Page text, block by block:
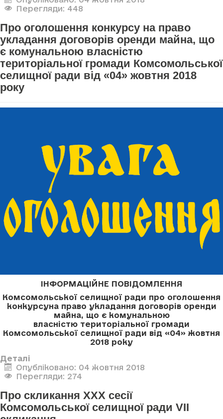
Перегляди: 448
Про оголошення конкурсу на право
укладання договорів оренди майна, що
є комунальною власністю
територіальної громади Комсомольської
селищної ради від «04» жовтня 2018
року
ІНФОРМАЦІЙНЕ ПОВІДОМЛЕННЯ
Комсомольської селищної ради про оголошення
конкурсуна право укладання договорів оренди
майна, що є комунальною
власністю територіальної громади
Комсомольської селищної ради від «04» жовтня
2018 року
Деталі
Опубліковано: 04 жовтня 2018
Перегляди: 274
Про скликання XXX сесії
Комсомольської селищної ради VII